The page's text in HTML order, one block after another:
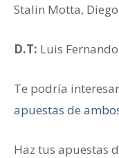
Stalin Motta,
D.T: Luis
Te podría
apuestas de
Haz tus apuestas